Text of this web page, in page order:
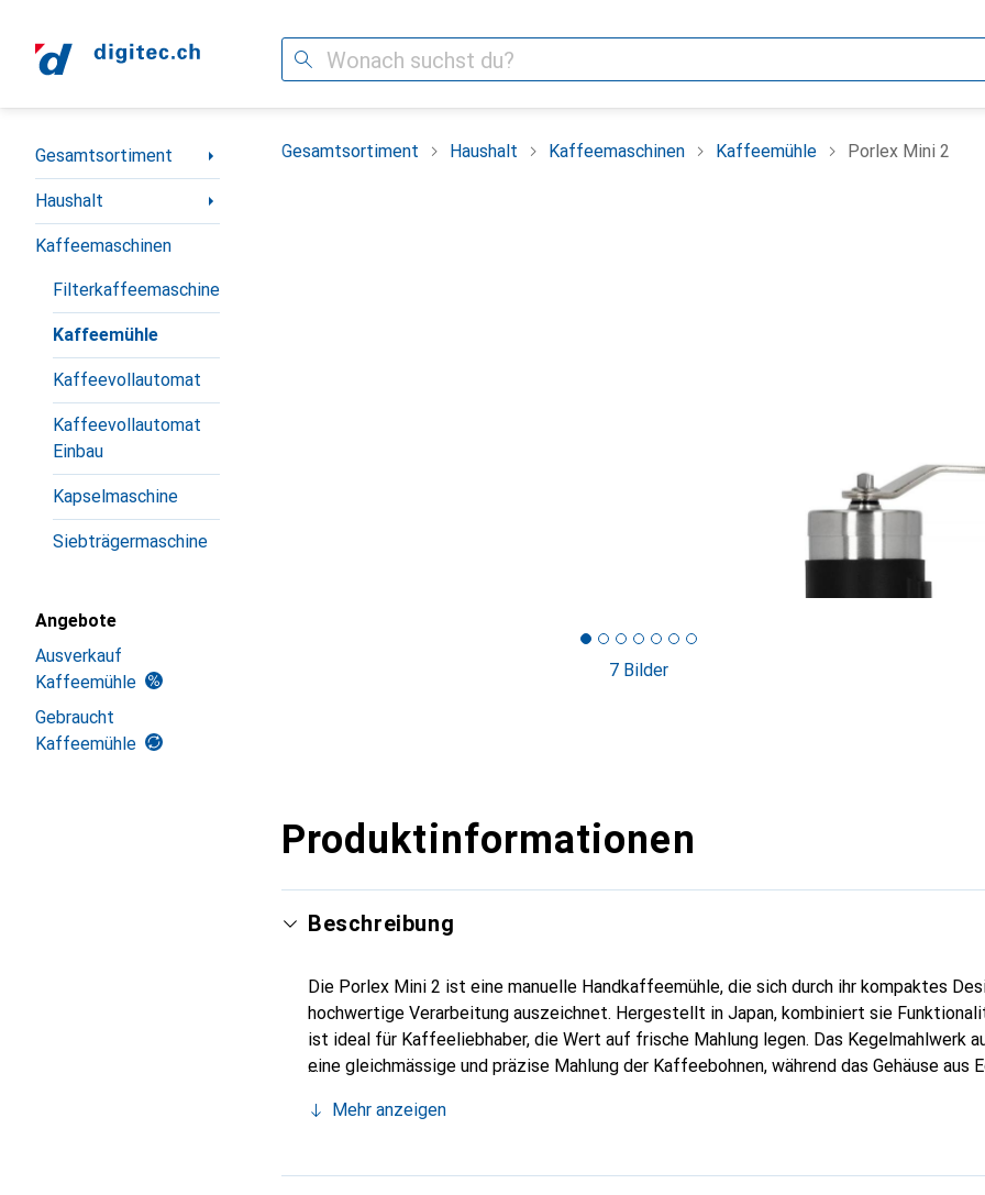
Suche
Navigation nach Kategorien
Gesamtsortiment
Haushalt
Kaffeemaschinen
Filterkaffeemaschine
Kaffeemühle
Kaffeevollautomat
Kaffeevollautomat
Einbau
Kapselmaschine
Siebträgermaschine
Angebote
Ausverkauf
Kaffeemühle
Gebraucht
Kaffeemühle
Gesamtsortiment Haushalt Kaffeemaschinen Kaffeemühle Porlex Mini 2
7 Bilder
Produktinformationen
Beschreibung
Die Porlex Mini 2 ist eine manuelle Handkaffeemühle, die sich durch ihr kompaktes
hochwertige Verarbeitung auszeichnet. Hergestellt in Japan, kombiniert sie
ist ideal für Kaffeeliebhaber, die Wert auf frische Mahlung legen. Das Kegelmahlwerk
eine gleichmässige und präzise Mahlung der Kaffeebohnen, während das Gehäuse aus
perfekt für die Zubereitung von Kaffee für eine oder mehrere Personen. Ihr geringes
Mehr anzeigen